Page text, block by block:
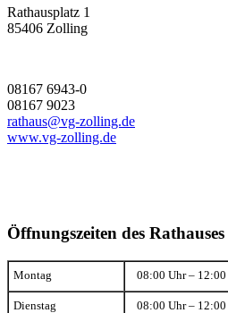
Rathausplatz 1
85406 Zolling
08167 6943-0
08167 9023
rathaus@vg-zolling.de
www.vg-zolling.de
Öffnungszeiten des
Montag 08:00 Uhr – 12:00
Dienstag 08:00 Uhr – 12:00